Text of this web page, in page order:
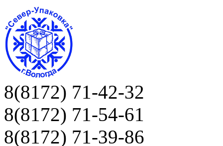
8(8172) 71-42-32
8(8172) 71-54-61
8(8172) 71-39-86